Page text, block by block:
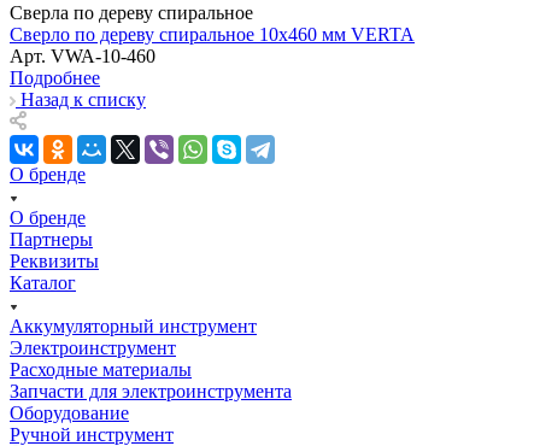
Сверла по дереву спиральное
Сверло по дереву спиральное 10x460 мм VERTA
Арт. VWA-10-460
Подробнее
Назад к списку
О бренде
О бренде
Партнеры
Реквизиты
Каталог
Аккумуляторный инструмент
Электроинструмент
Расходные материалы
Запчасти для электроинструмента
Оборудование
Ручной инструмент